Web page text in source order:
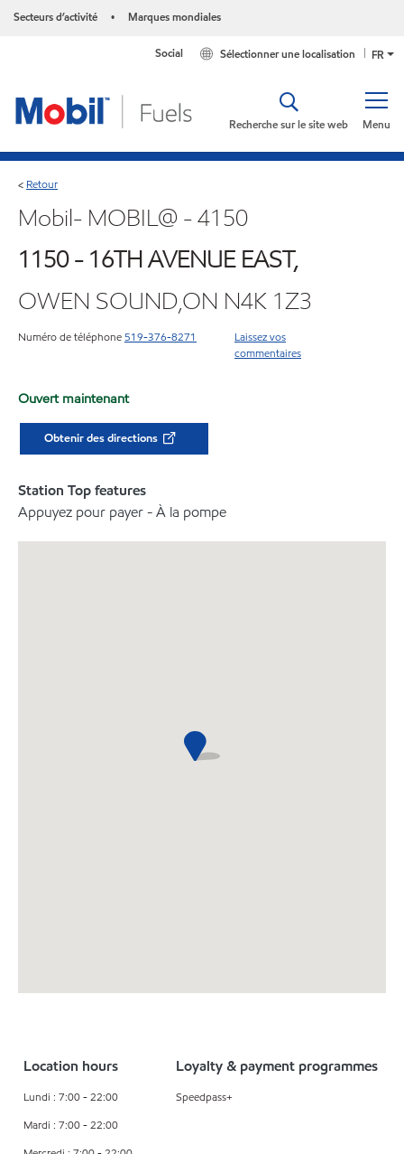
Secteurs d’activité • Marques mondiales
FR
Sélectionner une localisation
Social
Menu
Recherche sur le site web
< Retour
Mobil- MOBIL@ - 4150
1150 - 16TH AVENUE EAST,
OWEN SOUND,ON N4K 1Z3
Numéro de téléphone519-376-8271
Laissez vos
commentaires
Ouvert maintenant
Obtenir des directions
Station Top features
Appuyez pour payer - À la pompe
Location hours
Lundi : 7:00 - 22:00
Mardi : 7:00 - 22:00
Loyalty & payment programmes
Speedpass+